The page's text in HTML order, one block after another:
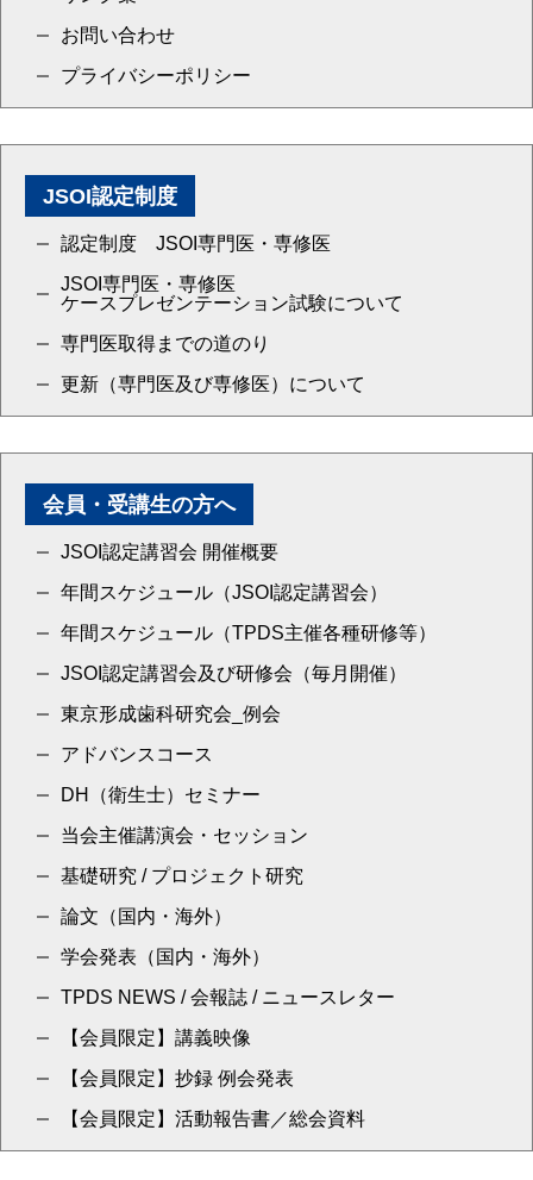
お問い合わせ
プライバシーポリシー
JSOI認定制度
認定制度 JSOI専門医・専修医
JSOI専門医・専修医
ケースプレゼンテーション試験について
専門医取得までの道のり
更新（専門医及び専修医）について
会員・受講生の方へ
JSOI認定講習会 開催概要
年間スケジュール（JSOI認定講習会）
年間スケジュール（TPDS主催各種研修等）
JSOI認定講習会及び研修会（毎月開催）
東京形成歯科研究会_例会
アドバンスコース
DH（衛生士）セミナー
当会主催講演会・セッション
基礎研究 / プロジェクト研究
論文（国内・海外）
学会発表（国内・海外）
TPDS NEWS / 会報誌 / ニュースレター
【会員限定】講義映像
【会員限定】抄録 例会発表
【会員限定】活動報告書／総会資料